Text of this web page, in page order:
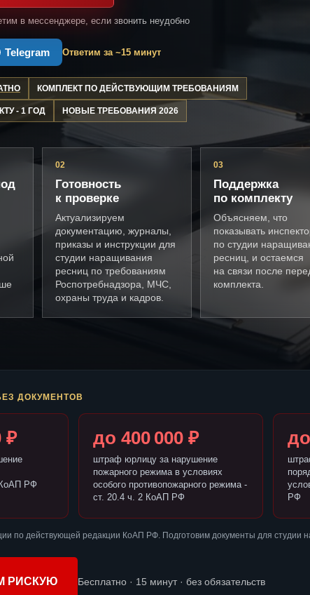
в мессенджере, если звонить неудобно
Telegram Ответим за ~15 минут
КОМПЛЕКТ ПО ДЕЙСТВУЮЩИМ ТРЕБОВАНИЯМ
- 1 ГОД НОВЫЕ ТРЕБОВАНИЯ 2026
02
Готовность
к проверке
Актуализируем
документацию, журналы,
приказы и инструкции для
студии наращивания
ресниц по требованиям
Роспотребнадзора, МЧС,
охраны труда и кадров.
03
Поддержка
по комплекту
Объясняем, что
показывать
по студии
ресниц, и остаемся
на связи после
комплекта.
ДОКУМЕНТОВ
₽
КоАП РФ
до 400 000 ₽
штраф юрлицу за нарушение
пожарного режима в условиях
особого противопожарного режима -
ст. 20.4 ч. 2 КоАП РФ
РФ
по действующей редакции КоАП РФ. Подготовим документы для
РИСКУЮ Бесплатно · 15 минут · без обязательств